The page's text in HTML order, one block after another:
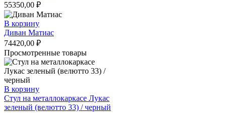
55350,00 ₽
В корзину
Диван Матиас
74420,00 ₽
Просмотренные товары
В корзину
Стул на металлокаркасе Лукас
зеленый (велютто 33) / черный